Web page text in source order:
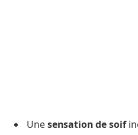
Unesensation de soif